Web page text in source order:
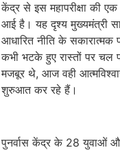
केंद्र से इस महापरीक्षा की
आई है। यह दृश्य मुख्यमंत्री
आधारित नीति के सकारात्मक
कभी भटके हुए रास्तों पर चल
मजबूर थे, आज वही
शुरुआत कर रहे हैं।
पुनर्वास केंद्र के 28 युवाओं